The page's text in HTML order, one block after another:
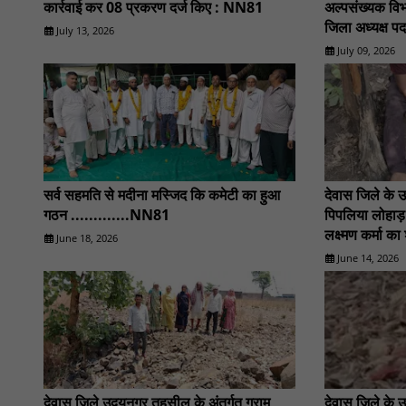
कार्रवाई कर 08 प्रकरण दर्ज किए : NN81
July 13, 2026
अल्पसंख्यक
जिला अध्यक्ष
NN81
July 09, 2026
सर्व सहमति से मदीना मस्जिद कि कमेटी का हुआ
गठन .............NN81
June 18, 2026
देवास जिले के
पिपलिया
लक्ष्मण कर्मा
June 14, 2026
देवास जिले उदयनगर तहसील के अंतर्गत ग्राम
देवास जिले के